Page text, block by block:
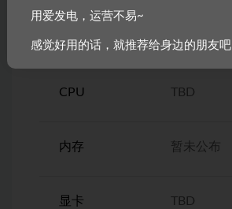
操作系统
CPU
内存
显卡
TBD
TBD
暂未公布
TBD
用爱发电，运营不易~
感觉好用的话，就推荐给身边的朋友吧